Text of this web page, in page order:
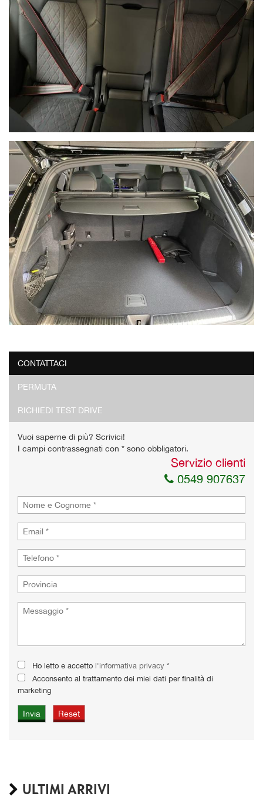
CONTATTACI
PERMUTA
RICHIEDI TEST DRIVE
Vuoi saperne di più? Scrivici!
I campi contrassegnati con * sono obbligatori.
Servizio clienti
0549 907637
Ho letto e accetto l'informativa privacy *
Acconsento al trattamento dei miei dati per finalità di
marketing
ULTIMI ARRIVI